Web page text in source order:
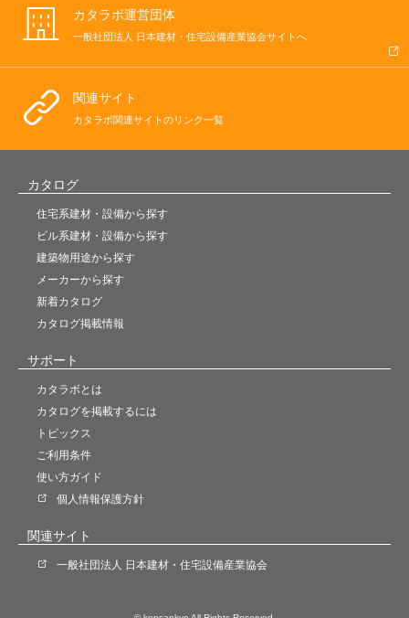
カタラボ運営団体
一般社団法人 日本建材・住宅設備産業協会サイトへ
関連サイト
カタラボ関連サイトのリンク一覧
カタログ
住宅系建材・設備から探す
ビル系建材・設備から探す
建築物用途から探す
メーカーから探す
新着カタログ
カタログ掲載情報
サポート
カタラボとは
カタログを掲載するには
トピックス
ご利用条件
使い方ガイド
個人情報保護方針
関連サイト
一般社団法人 日本建材・住宅設備産業協会